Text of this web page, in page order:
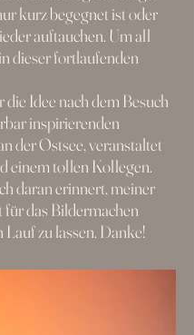
kurz begegnet ist oder
auftauchen. Um all
dieser fortlaufenden
Idee nach dem Besuch
inspirierenden
der Ostsee, veranstaltet
einem tollen Kollegen.
daran erinnert, meiner
für das Bildermachen
zu lassen. Danke!